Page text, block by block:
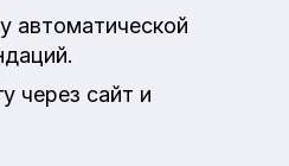
автоматической
через сайт и